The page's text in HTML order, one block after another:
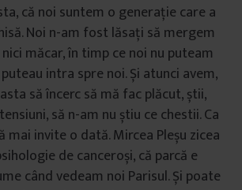
că noi suntem o generație care a
Noi n-am fost lăsați să mergem
măcar, în timp ce noi nu puteam
intra spre noi. Și atunci avem,
să încerc să mă fac plăcut, știi,
să n-am nu știu ce chestii. Ca
mai invite o dată. Mircea Pleșu zicea
de canceroși, că parcă e
când vedeam noi Parisul. Și poate